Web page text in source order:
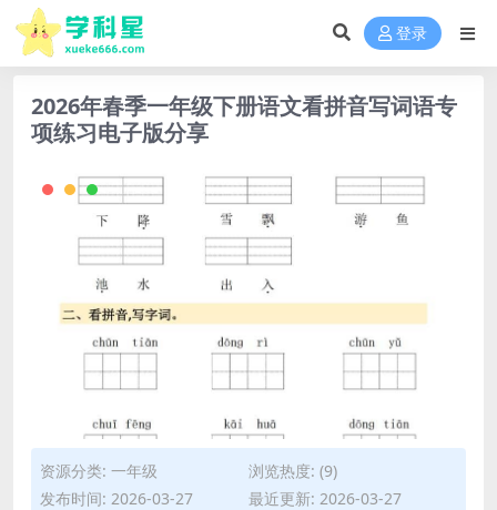
登录
2026年春季一年级下册语文看拼音写词语专
项练习电子版分享
资源分类: 一年级
浏览热度: (9)
发布时间: 2026-03-27
最近更新: 2026-03-27